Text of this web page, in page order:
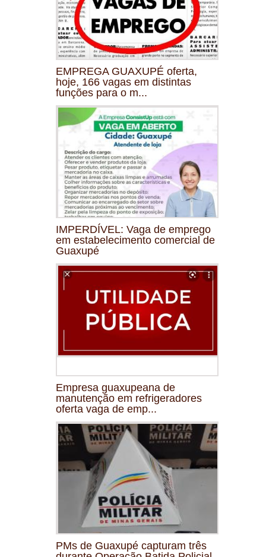
EMPREGA GUAXUPÉ oferta,
hoje, 166 vagas em distintas
funções para o m...
IMPERDÍVEL: Vaga de emprego
em estabelecimento comercial de
Guaxupé
Empresa guaxupeana de
manutenção em refrigeradores
oferta vaga de emp...
PMs de Guaxupé capturam três